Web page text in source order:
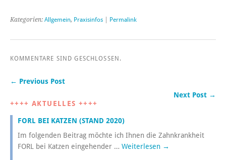
Kategorien: Allgemein, Praxisinfos Permalink
KOMMENTARE SIND GESCHLOSSEN.
← Previous Post
Next Post →
++++ AKTUELLES ++++
FORL BEI KATZEN (STAND 2020)
Im folgenden Beitrag möchte ich Ihnen die Zahnkrankheit
FORL bei Katzen eingehender … Weiterlesen →